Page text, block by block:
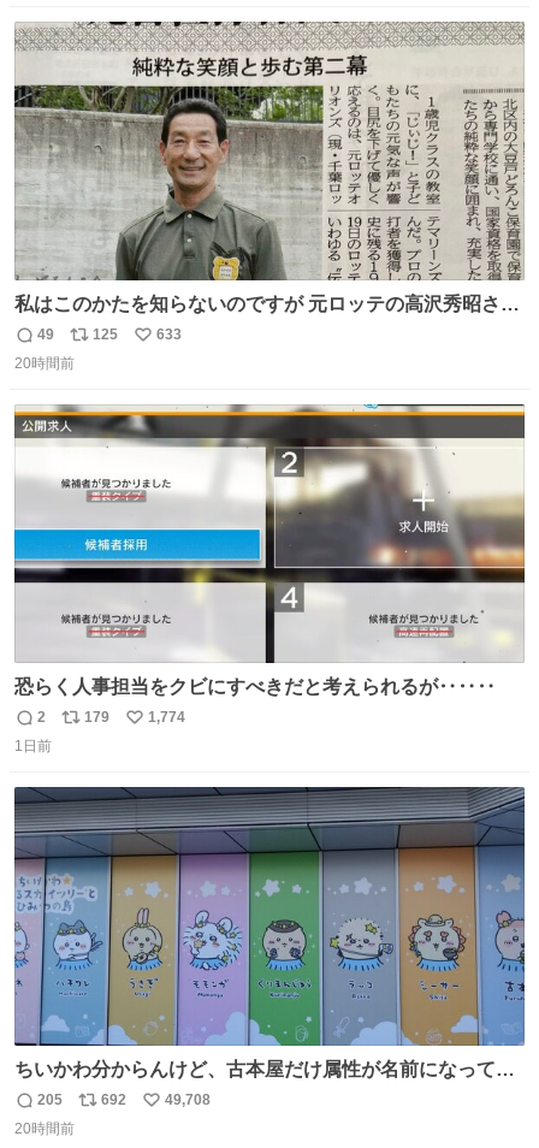
ト
数
私はこのかたを知らないのですが 元ロッテの高沢秀昭さん
現在67才 保育士として活躍✨ 「タウンニュース」より #
ロッテ #高沢秀昭 さん
返
信
49
リ
ポ
ト
数
125
い
数
633
20時間前
恐らく人事担当をクビにすべきだと考えられるが‥‥‥
返
信
2
リ
ト
数
179
い
数
1,774
1日前
ちいかわ分からんけど、古本屋だけ属性が名前になってる
のはどういうこと？
返
信
205
リ
692
い
49,708
20時間前